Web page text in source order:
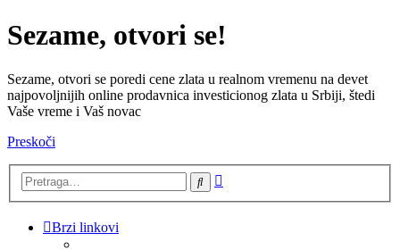
Sezame, otvori se!
Sezame, otvori se poredi cene zlata u realnom vremenu na devet
najpovoljnijih online prodavnica investicionog zlata u Srbiji, štedi
Vaše vreme i Vaš novac
Preskoči
Pretraga
Brzi linkovi